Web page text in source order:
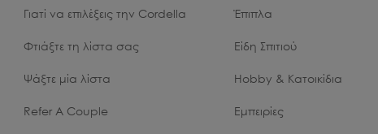
Γιατί να επιλέξεις την Cordella
Φτιάξτε τη λίστα σας
Ψάξτε μία λίστα
Refer A Couple
Έπιπλα
Είδη Σπιτιού
Hobby & Κατοικίδια
Εμπειρίες